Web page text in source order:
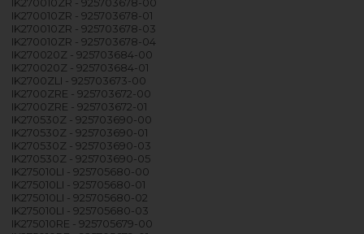
IK270010ZR - 925703678-01
IK270010ZR - 925703678-03
IK270010ZR - 925703678-04
IK270020Z - 925703684-00
IK270020Z - 925703684-01
IK2700ZLI - 925703673-00
IK2700ZRE - 925703672-00
IK2700ZRE - 925703672-01
IK270530Z - 925703690-00
IK270530Z - 925703690-01
IK270530Z - 925703690-03
IK270530Z - 925703690-05
IK275010LI - 925705680-00
IK275010LI - 925705680-01
IK275010LI - 925705680-02
IK275010LI - 925705680-03
IK275010RE - 925705679-00